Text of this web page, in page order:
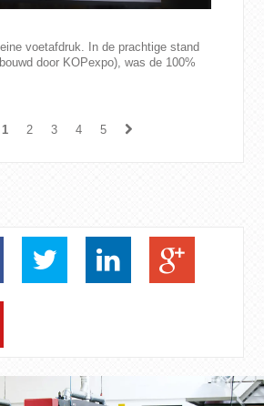
voetafdruk. In de prachtige stand
door KOPexpo), was de 100%
1 2 3 4 5